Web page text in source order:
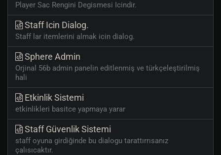
Player Sac Rengini Degismesi Icindir.
Staff Icin Dialog.
Staff lar itemlerini almak icin dialog.
Sphere Admin
Orjinal 56b admin panelin editlenmiş ve türkçeleştirilmiş
hali
Etkinlik Sistemi
etkinlikleri basitce yapmaya yarar
Staff Güvenlik Sistemi
staff oyuna girdiğinde bu dialogu tarattırrısanız
çalısıcaktır.